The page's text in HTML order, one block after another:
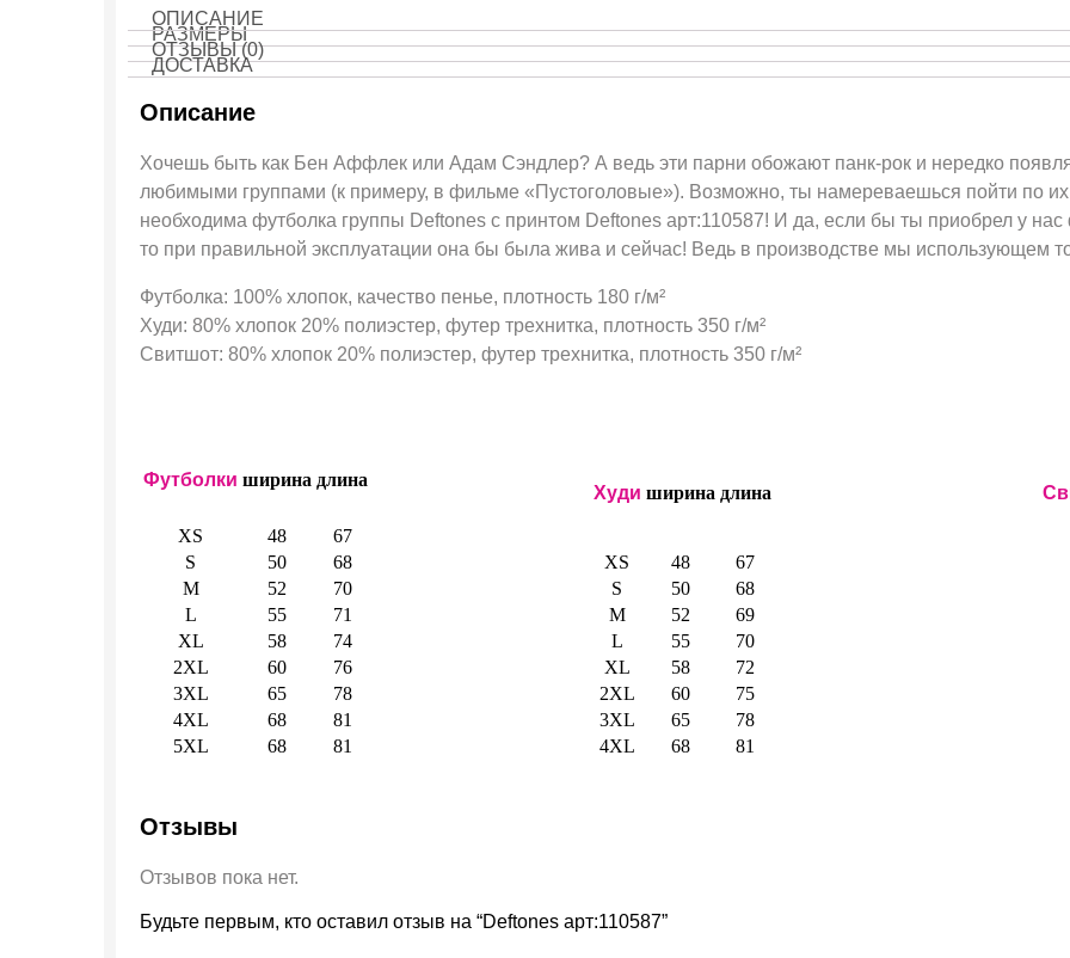
ОПИСАНИЕ
РАЗМЕРЫ
ОТЗЫВЫ (0)
ДОСТАВКА
Описание
Хочешь быть как Бен Аффлек или Адам Сэндлер? А ведь эти парни обожают панк-рок и нередко
любимыми группами (к примеру, в фильме «Пустоголовые»). Возможно, ты намереваешься пойти по их
необходима футболка группы Deftones с принтом Deftones арт:110587! И да, если бы ты приобрел у
то при правильной эксплуатации она бы была жива и сейчас! Ведь в производстве мы использующем
Футболка: 100% хлопок, качество пенье, плотность 180 г/м²
Худи: 80% хлопок 20% полиэстер, футер трехнитка, плотность 350 г/м²
Свитшот: 80% хлопок 20% полиэстер, футер трехнитка, плотность 350 г/м²
Футболки ширина длина
XS 48
67
S
50
68
M
52
70
L
55
71
XL
58
74
2XL
60
76
3XL
65
78
4XL
68
81
5XL
68 81
Худи ширина длина
XS 48
67
S
50
68
M
52
69
L
55
70
XL
58
72
2XL
60
75
3XL
65
78
4XL
68 81
Отзывы
Отзывов пока нет.
Будьте первым, кто оставил отзыв на “Deftones арт:110587”